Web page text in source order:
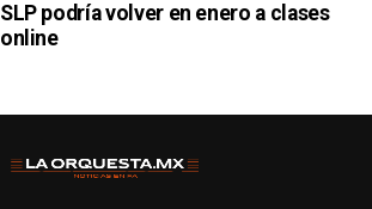
SLP podría volver en enero a clases
online